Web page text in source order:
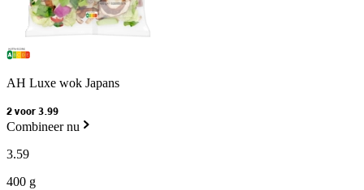
AH Luxe wok Japans
2 voor 3.99
Combineer nu
3.59
400 g